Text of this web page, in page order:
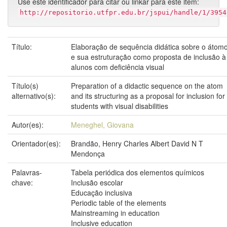
http://repositorio.utfpr.edu.br/jspui/handle/1/
Título:
Elaboração de sequência didática sobre o
e sua estruturação como proposta de inclusão à
alunos com deficiência visual
Título(s)
alternativo(s):
Preparation of a didactic sequence on the atom
and its structuring as a proposal for inclusion for
students with visual disabilities
Autor(es):
Meneghel, Giovana
Orientador(es):
Brandão, Henry Charles Albert David N T
Mendonça
Palavras-
chave:
Tabela periódica dos elementos químicos
Inclusão escolar
Educação inclusiva
Periodic table of the elements
Mainstreaming in education
Inclusive education